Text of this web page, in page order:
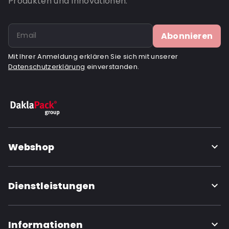
Bestell-ID: 6972
Abonnieren
Mit Ihrer Anmeldung erklären Sie sich mit unserer
Datenschutzerklärung einverstanden.
Webshop
Dienstleistungen
Informationen